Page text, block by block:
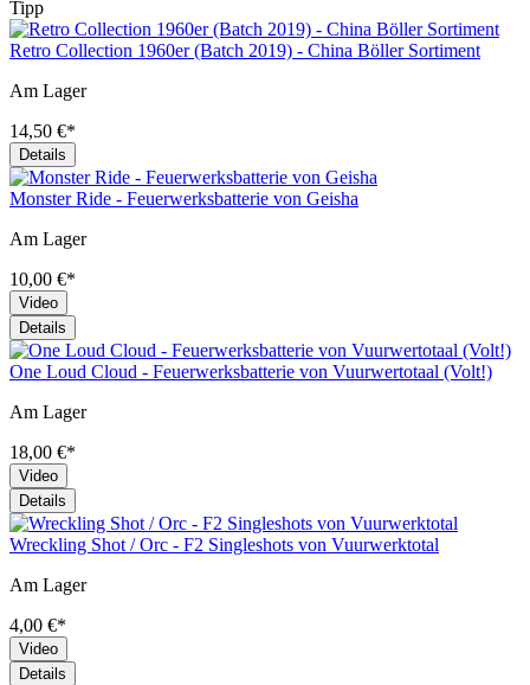
Tipp
Retro Collection 1960er (Batch 2019) - China Böller Sortiment
Am Lager
14,50 €*
Details
Monster Ride - Feuerwerksbatterie von Geisha
Am Lager
10,00 €*
Video
Details
One Loud Cloud - Feuerwerksbatterie von Vuurwertotaal (Volt!)
Am Lager
18,00 €*
Video
Details
Wreckling Shot / Orc - F2 Singleshots von Vuurwerktotal
Am Lager
4,00 €*
Video
Details